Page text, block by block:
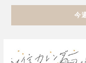
今